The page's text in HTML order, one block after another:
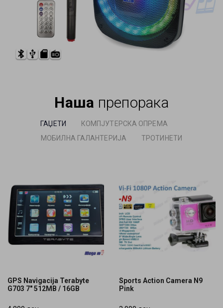
Наша препорака
ГАЏЕТИ
КОМПЈУТЕРСКА ОПРЕМА
МОБИЛНА ГАЛАНТЕРИЈА
ТРОТИНЕТИ
GPS Navigacija Terabyte
G703 7" 512MB / 16GB
Sports Action Camera N9
Pink